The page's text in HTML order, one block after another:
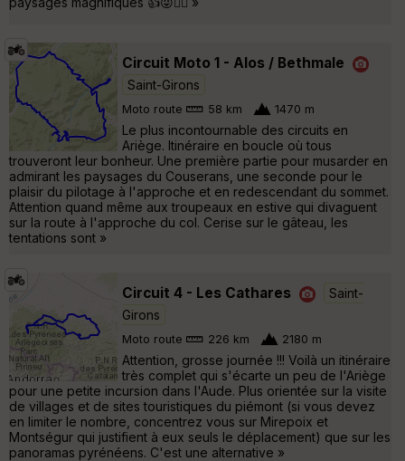
Circuit Moto 1 - Alos / Bethmale
Saint-Girons
Moto route 58 km 1470 m
Le plus incontournable des circuits en
Ariège. Itinéraire en boucle où tous
trouveront leur bonheur. Une première partie pour musarder en
admirant les paysages du Couserans, une seconde pour le
plaisir du pilotage à l'approche et en redescendant du sommet.
Attention quand même aux troupeaux en estive qui divaguent
sur la route à l'approche du col. Cerise sur le gâteau, les
tentations sont »
Circuit 4 - Les Cathares
Saint-
Girons
Moto route 226 km 2180 m
Attention, grosse journée !!! Voilà un itinéraire
très complet qui s'écarte un peu de l'Ariège
pour une petite incursion dans l'Aude. Plus orientée sur la visite
de villages et de sites touristiques du piémont (si vous devez
en limiter le nombre, concentrez vous sur Mirepoix et
Montségur qui justifient à eux seuls le déplacement) que sur les
panoramas pyrénéens. C'est une alternative »